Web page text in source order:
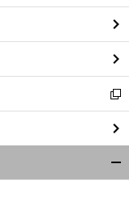
ン
ド
ウ
で
開
く
新
し
い
ウ
ィ
ン